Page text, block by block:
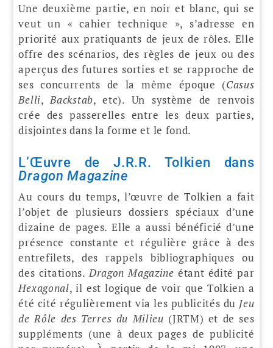
Une deuxième partie, en noir et blanc, qui se
veut un « cahier technique », s’adresse en
priorité aux pratiquants de jeux de rôles. Elle
offre des scénarios, des règles de jeux ou des
aperçus des futures sorties et se rapproche de
ses concurrents de la même époque (Casus
Belli,Backstab, etc). Un système de renvois
crée des passerelles entre les deux parties,
disjointes dans la forme et le fond.
L’Œuvre de J.R.R. Tolkien dans
Dragon Magazine
Au cours du temps, l’œuvre de Tolkien a fait
l’objet de plusieurs dossiers spéciaux d’une
dizaine de pages. Elle a aussi bénéficié d’une
présence constante et régulière grâce à des
entrefilets, des rappels bibliographiques ou
des citations.Dragon Magazine étant édité par
Hexagonal, il est logique de voir que Tolkien a
été cité régulièrement via les publicités du Jeu
de Rôle des Terres du Milieu (JRTM) et de ses
suppléments (une à deux pages de publicité